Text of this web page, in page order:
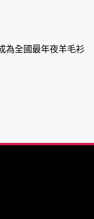
為全國最年夜羊毛衫